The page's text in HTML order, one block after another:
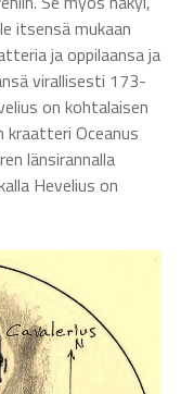
itsensä mukaan
ja oppilaansa ja
virallisesti 173-
on kohtalaisen
kraatteri Oceanus
länsirannalla
Hevelius on